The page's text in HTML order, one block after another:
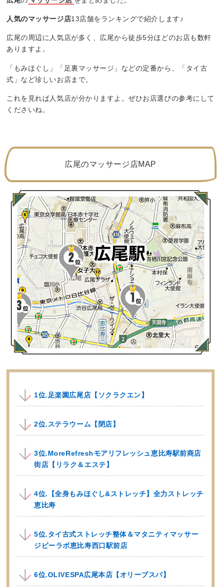
人気のマッサージ店13店舗をランキングで紹介します♪
広尾の周辺に人気店が多く、広尾から徒歩5分ほどのお店も数軒
ありますよ。
「もみほぐし」「足裏マッサージ」などの定番から、「タイ古
式」など珍しいお店まで。
これを見れば人気店が分かりますよ。ぜひお店選びの参考にして
くださいね。
広尾のマッサージ店MAP
1位.足楽園広尾店【ソクラクエン】
2位.ステラウーム【閉店】
3位.MoreRefreshモアリフレッシュ恵比寿駅前商店
街店【リラク＆エステ】
4位.【全身もみほぐし&ストレッチ】全力ストレッチ
恵比寿
5位.タイ古式ストレッチ整体＆マタニティマッサー
ジビーラボ恵比寿西口駅前店
6位.OLIVESPA広尾本店【オリーブスパ】